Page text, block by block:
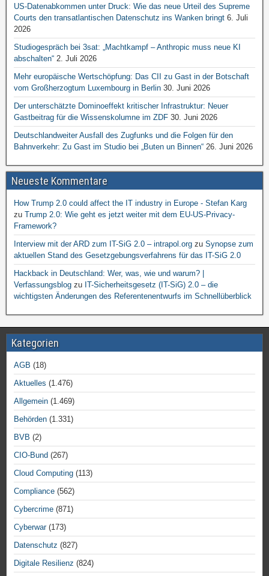
US-Datenabkommen unter Druck: Wie das neue Urteil des Supreme
Courts den transatlantischen Datenschutz ins Wanken bringt 6. Juli
2026
Studiogespräch bei 3sat: „Machtkampf – Anthropic muss neue KI
abschalten“ 2. Juli 2026
Mehr europäische Wertschöpfung: Das CII zu Gast in der Botschaft
vom Großherzogtum Luxembourg in Berlin 30. Juni 2026
Der unterschätzte Dominoeffekt kritischer Infrastruktur: Neuer
Gastbeitrag für die Wissenskolumne im ZDF 30. Juni 2026
Deutschlandweiter Ausfall des Zugfunks und die Folgen für den
Bahnverkehr: Zu Gast im Studio bei „Buten un Binnen“ 26. Juni 2026
Neueste Kommentare
How Trump 2.0 could affect the IT industry in Europe - Stefan Karg
zu Trump 2.0: Wie geht es jetzt weiter mit dem EU-US-Privacy-
Framework?
Interview mit der ARD zum IT-SiG 2.0 – intrapol.org zu Synopse zum
aktuellen Stand des Gesetzgebungsverfahrens für das IT-SiG 2.0
Hackback in Deutschland: Wer, was, wie und warum? |
Verfassungsblog zu IT-Sicherheitsgesetz (IT-SiG) 2.0 – die
wichtigsten Änderungen des Referentenentwurfs im Schnellüberblick
Kategorien
AGB (18)
Aktuelles (1.476)
Allgemein (1.469)
Behörden (1.331)
BVB (2)
CIO-Bund (267)
Cloud Computing (113)
Compliance (562)
Cybercrime (871)
Cyberwar(173)
Datenschutz (827)
Digitale Resilienz (824)